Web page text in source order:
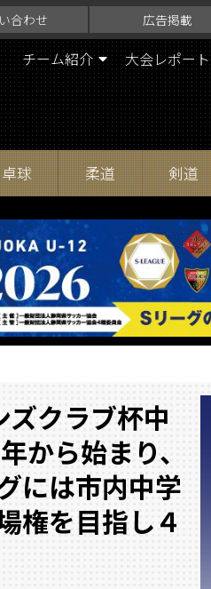
合わせ 広告掲載
チーム紹介 大会レポート
卓球 柔道 剣道
クラブ杯中
から始まり、
には市内中学
権を目指し４